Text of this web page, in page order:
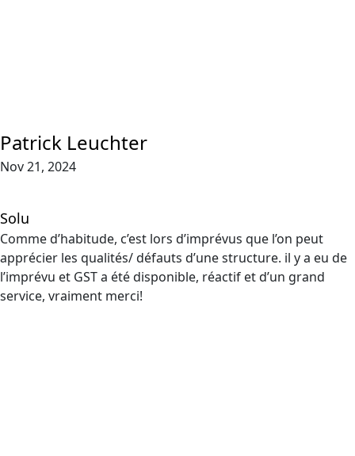
Patrick Leuchter
Nov 21, 2024
Solu
Comme d’habitude, c’est lors d’imprévus que l’on peut
apprécier les qualités/ défauts d’une structure. il y a eu de
l’imprévu et GST a été disponible, réactif et d’un grand
service, vraiment merci!